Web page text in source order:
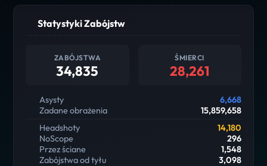
Statystyki Zabójstw
ZABÓJSTWA
34,835
ŚMIERCI
28,261
Asysty
6,668
Zadane obrażenia
15,859,658
Headshoty
14,180
NoScope
296
Przez ściane
1,548
Zabójstwa od tyłu
3,098